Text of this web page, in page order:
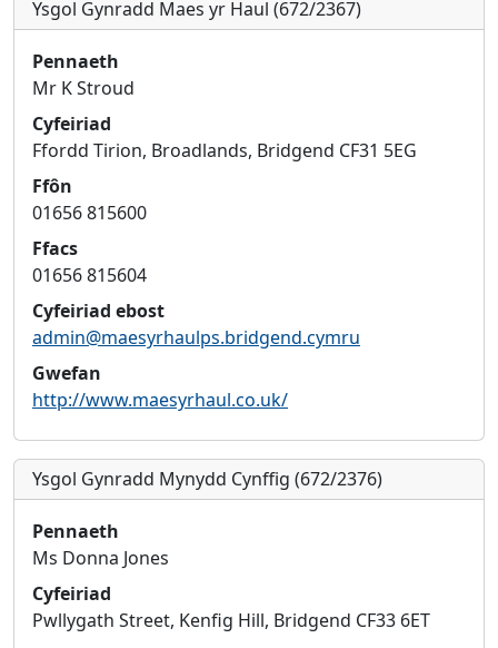
Ysgol Gynradd Maes yr Haul (672/2367)
Pennaeth
Mr K Stroud
Cyfeiriad
Ffordd Tirion, Broadlands, Bridgend CF31 5EG
Ffôn
01656 815600
Ffacs
01656 815604
Cyfeiriad ebost
admin@maesyrhaulps.bridgend.cymru
Gwefan
http://www.maesyrhaul.co.uk/
Ysgol Gynradd Mynydd Cynffig (672/2376)
Pennaeth
Ms Donna Jones
Cyfeiriad
Pwllygath Street, Kenfig Hill, Bridgend CF33 6ET